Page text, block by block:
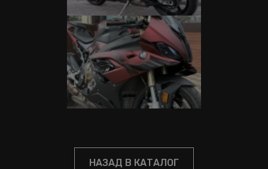
НАЗАД В КАТАЛОГ